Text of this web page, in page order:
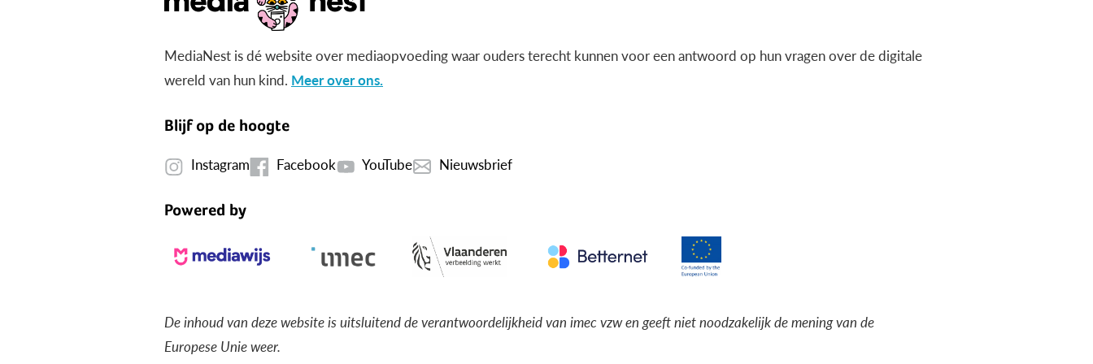
MediaNest is dé website over mediaopvoeding waar ouders terecht kunnen voor een antwoord op hun vragen over de digitale
wereld van hun kind. Meer over ons.
Blijf op de hoogte
Instagram Facebook YouTube Nieuwsbrief
Powered by
De inhoud van deze website is uitsluitend de verantwoordelijkheid van imec vzw en geeft niet noodzakelijk de mening van de
Europese Unie weer.